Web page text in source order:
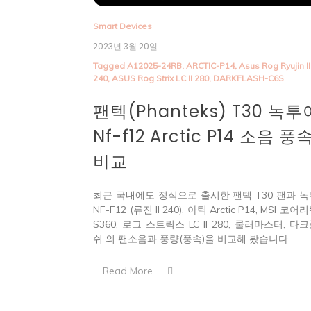
Smart Devices
2023년 3월 20일
Tagged A12025-24RB, ARCTIC-P14, Asus Rog Ryujin II
240, ASUS Rog Strix LC II 280, DARKFLASH-C6S
팬텍(Phanteks) T30 녹투
Nf-f12 Arctic P14 소음 풍
비교
최근 국내에도 정식으로 출시한 팬텍 T30 팬과 녹
NF-F12 (류진 II 240), 아틱 Arctic P14, MSI 코어리
S360, 로그 스트릭스 LC II 280, 쿨러마스터, 다크
쉬 의 팬소음과 풍량(풍속)을 비교해 봤습니다.
Read More